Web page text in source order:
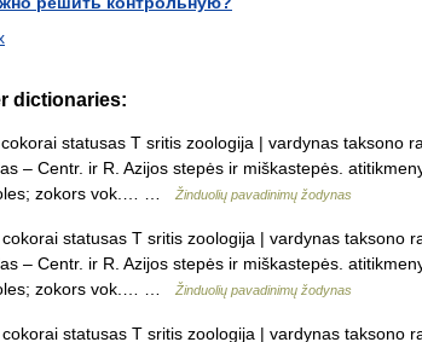
dictionaries:
statusas T sritis zoologija | vardynas taksono
– Centr. ir R. Azijos stepės ir miškastepės.
zokors vok.… …
Žinduolių pavadinimų žodynas
statusas T sritis zoologija | vardynas taksono
– Centr. ir R. Azijos stepės ir miškastepės.
zokors vok.… …
Žinduolių pavadinimų žodynas
statusas T sritis zoologija | vardynas taksono